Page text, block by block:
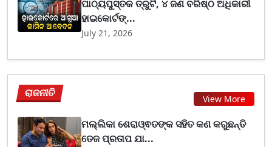
ପାଠ୍ୟପୁସ୍ତକ ତ୍ରୁଟି, ୪ ଜଣ ବରିଷ୍ଠ ଅଧିକାରୀ
ହାଇକୋର୍ଟଙ୍...
July 21, 2026
ରାଜନୀତି View More
ମଲ୍ଲିକା ଶେରାଓ୍ଵତଙ୍କ ସହିତ କଣ କରୁଛନ୍ତି
ତେଜ ପ୍ରତାପ ଯା...